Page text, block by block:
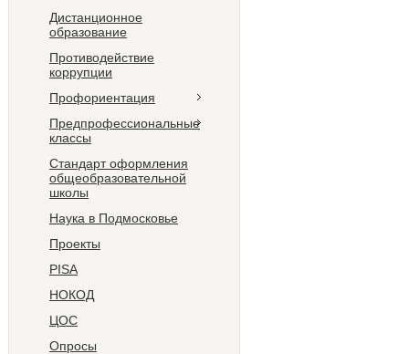
Дистанционное
образование
Противодействие
коррупции
Профориентация
Предпрофессиональные
классы
Стандарт оформления
общеобразовательной
школы
Наука в Подмосковье
Проекты
PISA
НОКОД
ЦОС
Опросы